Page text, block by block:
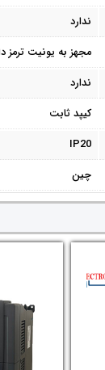
ندارد
مجهز به یونیت ترمز
ندارد
کیپد ثابت
IP20
چین